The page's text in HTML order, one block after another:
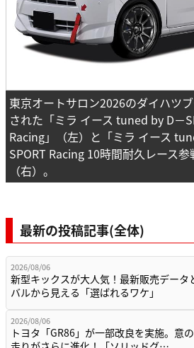
東京オートサロン2026のダイハツ
された「ミラ イース tuned by D－
Racing」（左）と「ミラ イース
SPORT Racing 10時間耐久レース参
（右）。
最新の投稿記事(全体)
2026/08/06
新型キックスが大人気！最新販売データ
バルから見える「選ばれるワケ」
2026/08/06
トヨタ「GR86」が一部改良を実施。意